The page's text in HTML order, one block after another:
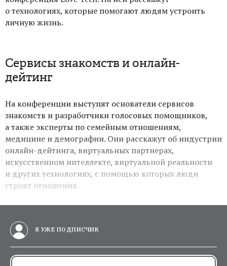
о технологиях, которые помогают людям устроить
личную жизнь.
Сервисы знакомств и онлайн-
дейтинг
На конференции выступят основатели сервисов
знакомств и разработчики голосовых помощников,
а также эксперты по семейным отношениям,
медицине и демографии. Они расскажут об индустрии
онлайн-дейтинга, виртуальных партнерах,
искусственном интеллекте, виртуальной реальности
и других технологиях, с помощью которых люди
строят отношения.
Я УЖЕ ПОДПИСЧИК